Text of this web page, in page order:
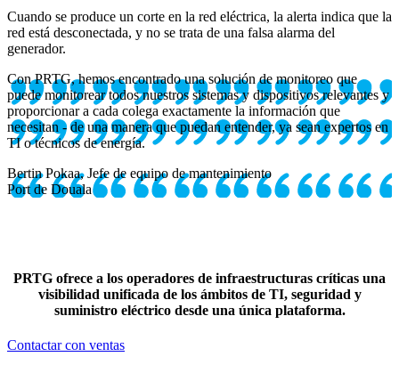
Cuando se produce un corte en la red eléctrica, la alerta indica que la
red está desconectada, y no se trata de una falsa alarma del
generador.
Con PRTG, hemos encontrado una solución de monitoreo que
puede monitorear todos nuestros sistemas y dispositivos relevantes y
proporcionar a cada colega exactamente la información que
necesitan - de una manera que puedan entender, ya sean expertos en
TI o técnicos de energía.
Bertin Pokaa, Jefe de equipo de mantenimiento
Port de Douala
PRTG ofrece a los operadores de infraestructuras críticas una
visibilidad unificada de los ámbitos de TI, seguridad y
suministro eléctrico desde una única plataforma.
Contactar con ventas